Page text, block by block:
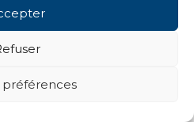
préférences